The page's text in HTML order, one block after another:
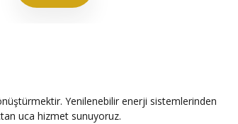
Yenilenebilir enerji sistemlerinden
uca hizmet sunuyoruz.